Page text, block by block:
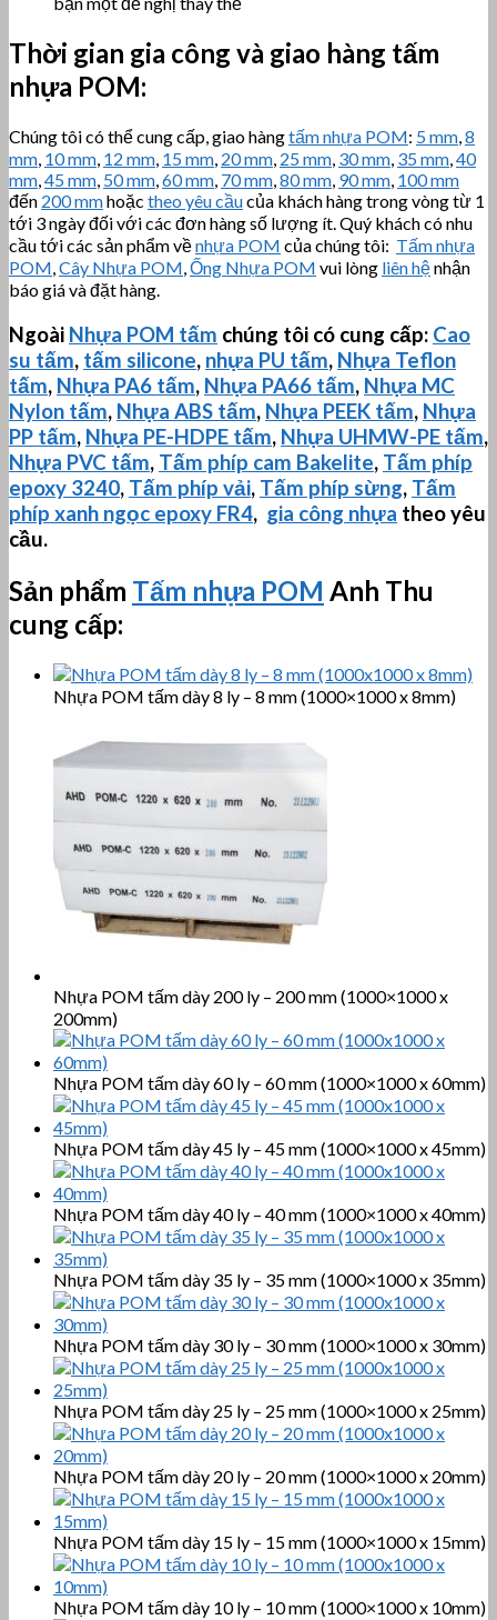
Thời gian gia công và giao hàng tấm
nhựa POM:
Chúng tôi có thể cung cấp, giao hàngtấm nhựa POM: 5 mm,8
mm, 10 mm, 12 mm, 15 mm, 20 mm, 25 mm, 30 mm, 35 mm,40
mm,45 mm, 50 mm,60 mm, 70 mm,80 mm, 90 mm, 100 mm
đến 200 mmhoặc theo yêu cầucủa khách hàng trong vòng từ 1
tới 3 ngày đối với các đơn hàng số lượng ít. Quý khách có nhu
cầu tới các sản phẩm vềnhựa POM của chúng tôi: Tấm nhựa
POM,Cây Nhựa POM,Ống Nhựa POM vui lòng liên hệnhận
báo giá và đặt hàng.
Ngoài Nhựa POM tấm chúng tôi có cung cấp: Cao
su tấm, tấm silicone, nhựa PU tấm, Nhựa Teflon
tấm, Nhựa PA6 tấm, Nhựa PA66 tấm, Nhựa MC
Nylon tấm, Nhựa ABS tấm, Nhựa PEEK tấm, Nhựa
PP tấm, Nhựa PE-HDPE tấm, Nhựa UHMW-PE tấm,
Nhựa PVC tấm, Tấm phíp cam Bakelite, Tấm phíp
epoxy 3240, Tấm phíp vải, Tấm phíp sừng, Tấm
phíp xanh ngọc epoxy FR4, gia công nhựa theo yêu
cầu.
Sản phẩm Tấm nhựa POM Anh Thu
cung cấp:
Nhựa POM tấm dày 8 ly – 8 mm (1000×1000 x 8mm)
Nhựa POM tấm dày 200 ly – 200 mm (1000×1000 x
200mm)
Nhựa POM tấm dày 60 ly – 60 mm (1000×1000 x 60mm)
Nhựa POM tấm dày 45 ly – 45 mm (1000×1000 x 45mm)
Nhựa POM tấm dày 40 ly – 40 mm (1000×1000 x 40mm)
Nhựa POM tấm dày 35 ly – 35 mm (1000×1000 x 35mm)
Nhựa POM tấm dày 30 ly – 30 mm (1000×1000 x 30mm)
Nhựa POM tấm dày 25 ly – 25 mm (1000×1000 x 25mm)
Nhựa POM tấm dày 20 ly – 20 mm (1000×1000 x 20mm)
Nhựa POM tấm dày 15 ly – 15 mm (1000×1000 x 15mm)
Nhựa POM tấm dày 10 ly – 10 mm (1000×1000 x 10mm)